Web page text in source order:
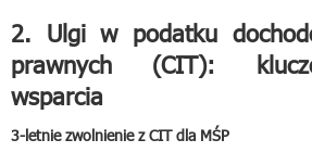
2. Ulgi w podatku
prawnych (CIT):
wsparcia
3-letnie zwolnienie z CIT dla MŚP